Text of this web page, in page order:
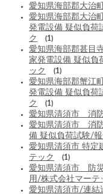
愛知県海部郡大
愛知県海部郡大治
発電設備 疑似負荷
ク
(1)
愛知県海部郡甚目
家発電設備 疑似負
ック
(1)
愛知県海部郡蟹江
発電設備 疑似負荷
ク
(1)
愛知県清須市 消
愛知県清須市 消
備 疑似負荷試験/
愛知県清須市 特定
テック
(1)
愛知県清須市 防
用/株式会社マーテ
愛知県清須市/連